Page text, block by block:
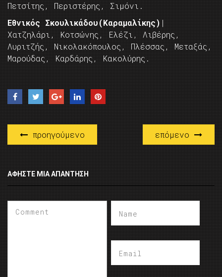
Πετσίτης, Περιστέρης, Σιμόνι.
Εθνικός Σκουλικάδου(Καραμαλίκης) |
Χατζηλάρι, Κοτσώνης, Ελέζι, Λιβέρης,
Λυριτζής, Νικολακόπουλος, Πλέσσας, Μεταξάς,
Μαρούδας, Καρδάρης, Κακολύρης.
προηγούμενο επόμενο
ΑΦΉΣΤΕ ΜΙΑ ΑΠΆΝΤΗΣΗ